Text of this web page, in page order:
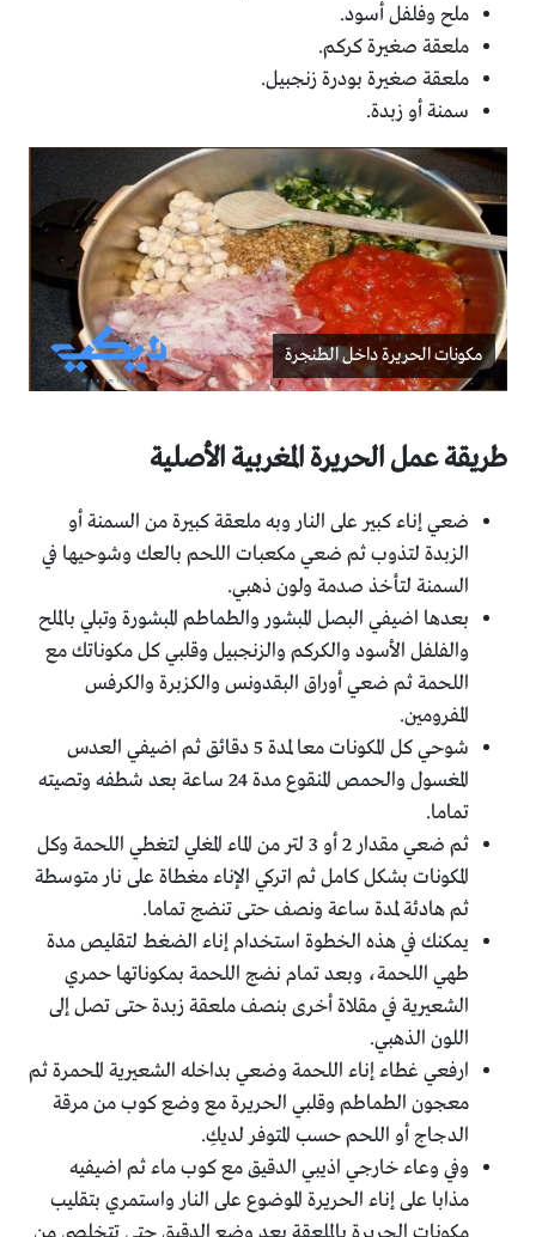
ملح وفلفل أسود.
ملعقة صغيرة كركم.
ملعقة صغيرة بودرة زنجبيل.
سمنة أو زبدة.
مكونات الحريرة داخل الطنجرة
طريقة عمل الحريرة المغربية الأصلية
ضعي إناء كبير على النار وبه ملعقة كبيرة من السمنة أو
الزبدة لتذوب ثم ضعي مكعبات اللحم بالعك وشوحيها في
السمنة لتأخذ صدمة ولون ذهبي.
بعدها اضيفي البصل المبشور والطماطم المبشورة وتبلي بالملح
والفلفل الأسود والكركم والزنجبيل وقلبي كل مكوناتك مع
اللحمة ثم ضعي أوراق البقدونس والكزبرة والكرفس
المفرومين.
شوحي كل المكونات معا لمدة 5 دقائق ثم اضيفي العدس
المغسول والحمص المنقوع مدة 24 ساعة بعد شطفه وتصيته
تماما.
ثم ضعي مقدار 2 أو 3 لتر من الماء المغلي لتغطي اللحمة وكل
المكونات بشكل كامل ثم اتركي الإناء مغطاة على نار متوسطة
ثم هادئة لمدة ساعة ونصف حتى تنضج تماما.
يمكنك في هذه الخطوة استخدام إناء الضغط لتقليص مدة
طهي اللحمة، وبعد تمام نضج اللحمة بمكوناتها حمري
الشعيرية في مقلاة أخرى بنصف ملعقة زبدة حتى تصل إلى
اللون الذهبي.
ارفعي غطاء إناء اللحمة وضعي بداخله الشعيرية المحمرة ثم
معجون الطماطم وقلبي الحريرة مع وضع كوب من مرقة
الدجاج أو اللحم حسب المتوفر لديكِ.
وفي وعاء خارجي اذيبي الدقيق مع كوب ماء ثم اضيفيه
مذابا على إناء الحريرة الموضوع على النار واستمري بتقليب